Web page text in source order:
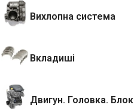
Вихлопна система
Вкладиші
Двигун. Головка. Блок